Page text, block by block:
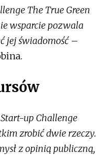
The True Green
wsparcie pozwala
jej świadomość –
up Challenge
zrobić dwie rzeczy.
z opinią publiczną,